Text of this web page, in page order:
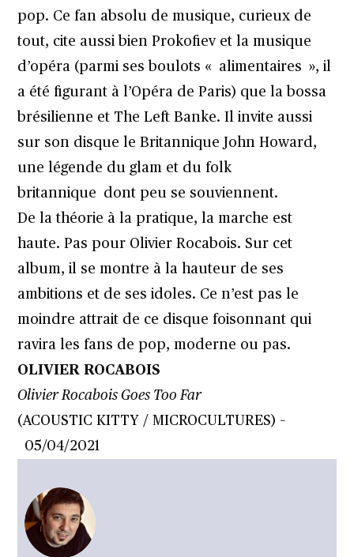
pop. Ce fan absolu de musique, curieux de
tout, cite aussi bien Prokofiev et la musique
d’opéra (parmi ses boulots « alimentaires », il
a été figurant à l’Opéra de Paris) que la bossa
brésilienne et The Left Banke. Il invite aussi
sur son disque le Britannique John Howard,
une légende du glam et du folk
britannique dont peu se souviennent.
De la théorie à la pratique, la marche est
haute. Pas pour Olivier Rocabois. Sur cet
album, il se montre à la hauteur de ses
ambitions et de ses idoles. Ce n’est pas le
moindre attrait de ce disque foisonnant qui
ravira les fans de pop, moderne ou pas.
OLIVIER ROCABOIS
Olivier Rocabois Goes Too Far
(ACOUSTIC KITTY / MICROCULTURES) –
05/04/2021